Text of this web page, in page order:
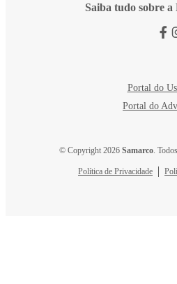
Saiba tudo sobre a
Portal do
Portal do
© Copyright 2026 Samarco.
Política de Privacidade